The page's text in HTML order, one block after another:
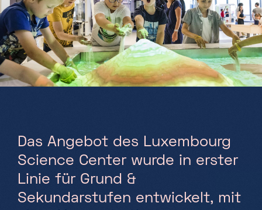
Partners
Projekte
Jobs
DE
+352 28 83 99 1
reception@science-center.lu
Go !
1, rue John Ernest Dolibois
4573 Differdange
Das Angebot des Luxembourg
Science Center wurde in erster
Linie für Grund &
Sekundarstufen entwickelt, mit